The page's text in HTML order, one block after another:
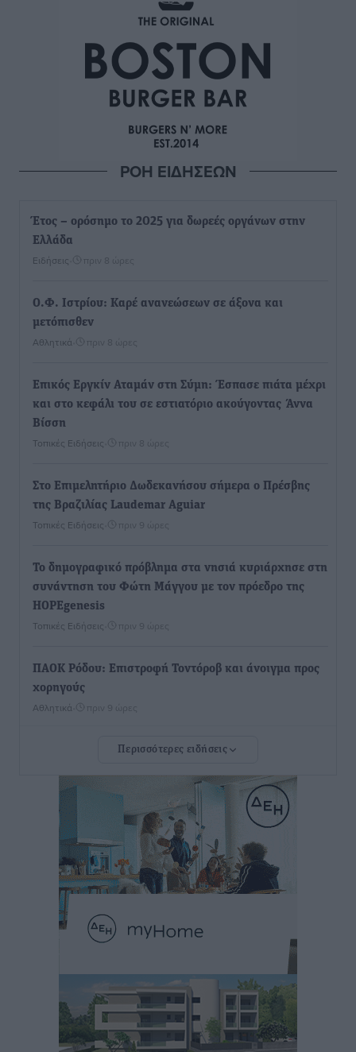
ΡΟΗ ΕΙΔΗΣΕΩΝ
Έτος – ορόσημο το 2025 για δωρεές οργάνων στην
Ελλάδα
Ειδήσεις πριν 8 ώρες
Ο.Φ. Ιστρίου: Καρέ ανανεώσεων σε άξονα και
μετόπισθεν
Αθλητικά πριν 8 ώρες
Επικός Εργκίν Αταμάν στη Σύμη: Έσπασε πιάτα μέχρι
και στο κεφάλι του σε εστιατόριο ακούγοντας Άννα
Βίσση
Τοπικές Ειδήσεις πριν 8 ώρες
Στο Επιμελητήριο Δωδεκανήσου σήμερα ο Πρέσβης
της Βραζιλίας Laudemar Aguiar
Τοπικές Ειδήσεις πριν 9 ώρες
To δημογραφικό πρόβλημα στα νησιά κυριάρχησε στη
συνάντηση του Φώτη Μάγγου με τον πρόεδρο της
HOPEgenesis
Τοπικές Ειδήσεις πριν 9 ώρες
ΠΑΟΚ Ρόδου: Επιστροφή Τοντόροβ και άνοιγμα προς
χορηγούς
Αθλητικά πριν 9 ώρες
Rhodes Beyond Summer – Εκεί που το καλοκαίρι
Τοπικές Ειδήσεις
Κικίλιας: Μειώθηκαν κατά 34% οι μεταναστευτικές
ροές στα θαλάσσια σύνορα
Ειδήσεις• πριν 9 ώρες
Κως: Γερμανός τουρίστας κέρδισε αποζημίωση 900
ευρώ επειδή δεν βρήκε ξαπλώστρες στις
Τοπικές Ειδήσεις• πριν 9 ώρες
Ο γεωεντοπισμός μέσω 112 «έσωσε» Δανό περιπατητή
στη Ρόδο
Περισσότερες ειδήσεις